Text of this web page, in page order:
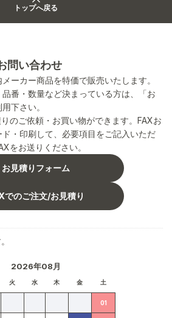
トップへ戻る
問い合わせ
ーカー商品を特価で販売いたします。
番・数量など決まっている方は、「お
下さい。
のご依頼・お買い物ができます。FAXお
・印刷して、必要項目をご記入いただ
をお送りください。
お見積りフォーム
でのご注文/お見積り
2026年08月
火 水 木 金 土
01